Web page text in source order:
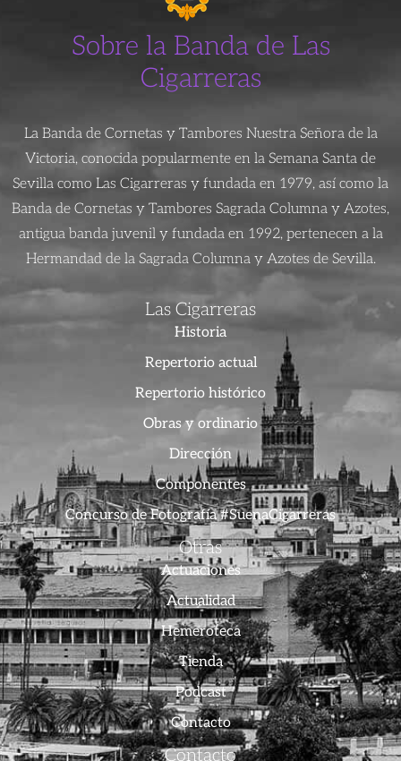
Sobre la Banda de Las
Cigarreras
La Banda de Cornetas y Tambores Nuestra Señora de la
Victoria, conocida popularmente en la Semana Santa de
Sevilla como Las Cigarreras y fundada en 1979, así como la
Banda de Cornetas y Tambores Sagrada Columna y Azotes,
antigua banda juvenil y fundada en 1992, pertenecen a la
Hermandad de la Sagrada Columna y Azotes de Sevilla.
Las Cigarreras
Historia
Repertorio actual
Repertorio histórico
Obras y ordinario
Dirección
Componentes
Concurso de Fotografía #SuenaCigarreras
Otras
Actuaciones
Actualidad
Hemeroteca
Tienda
Podcast
Contacto
Contacto